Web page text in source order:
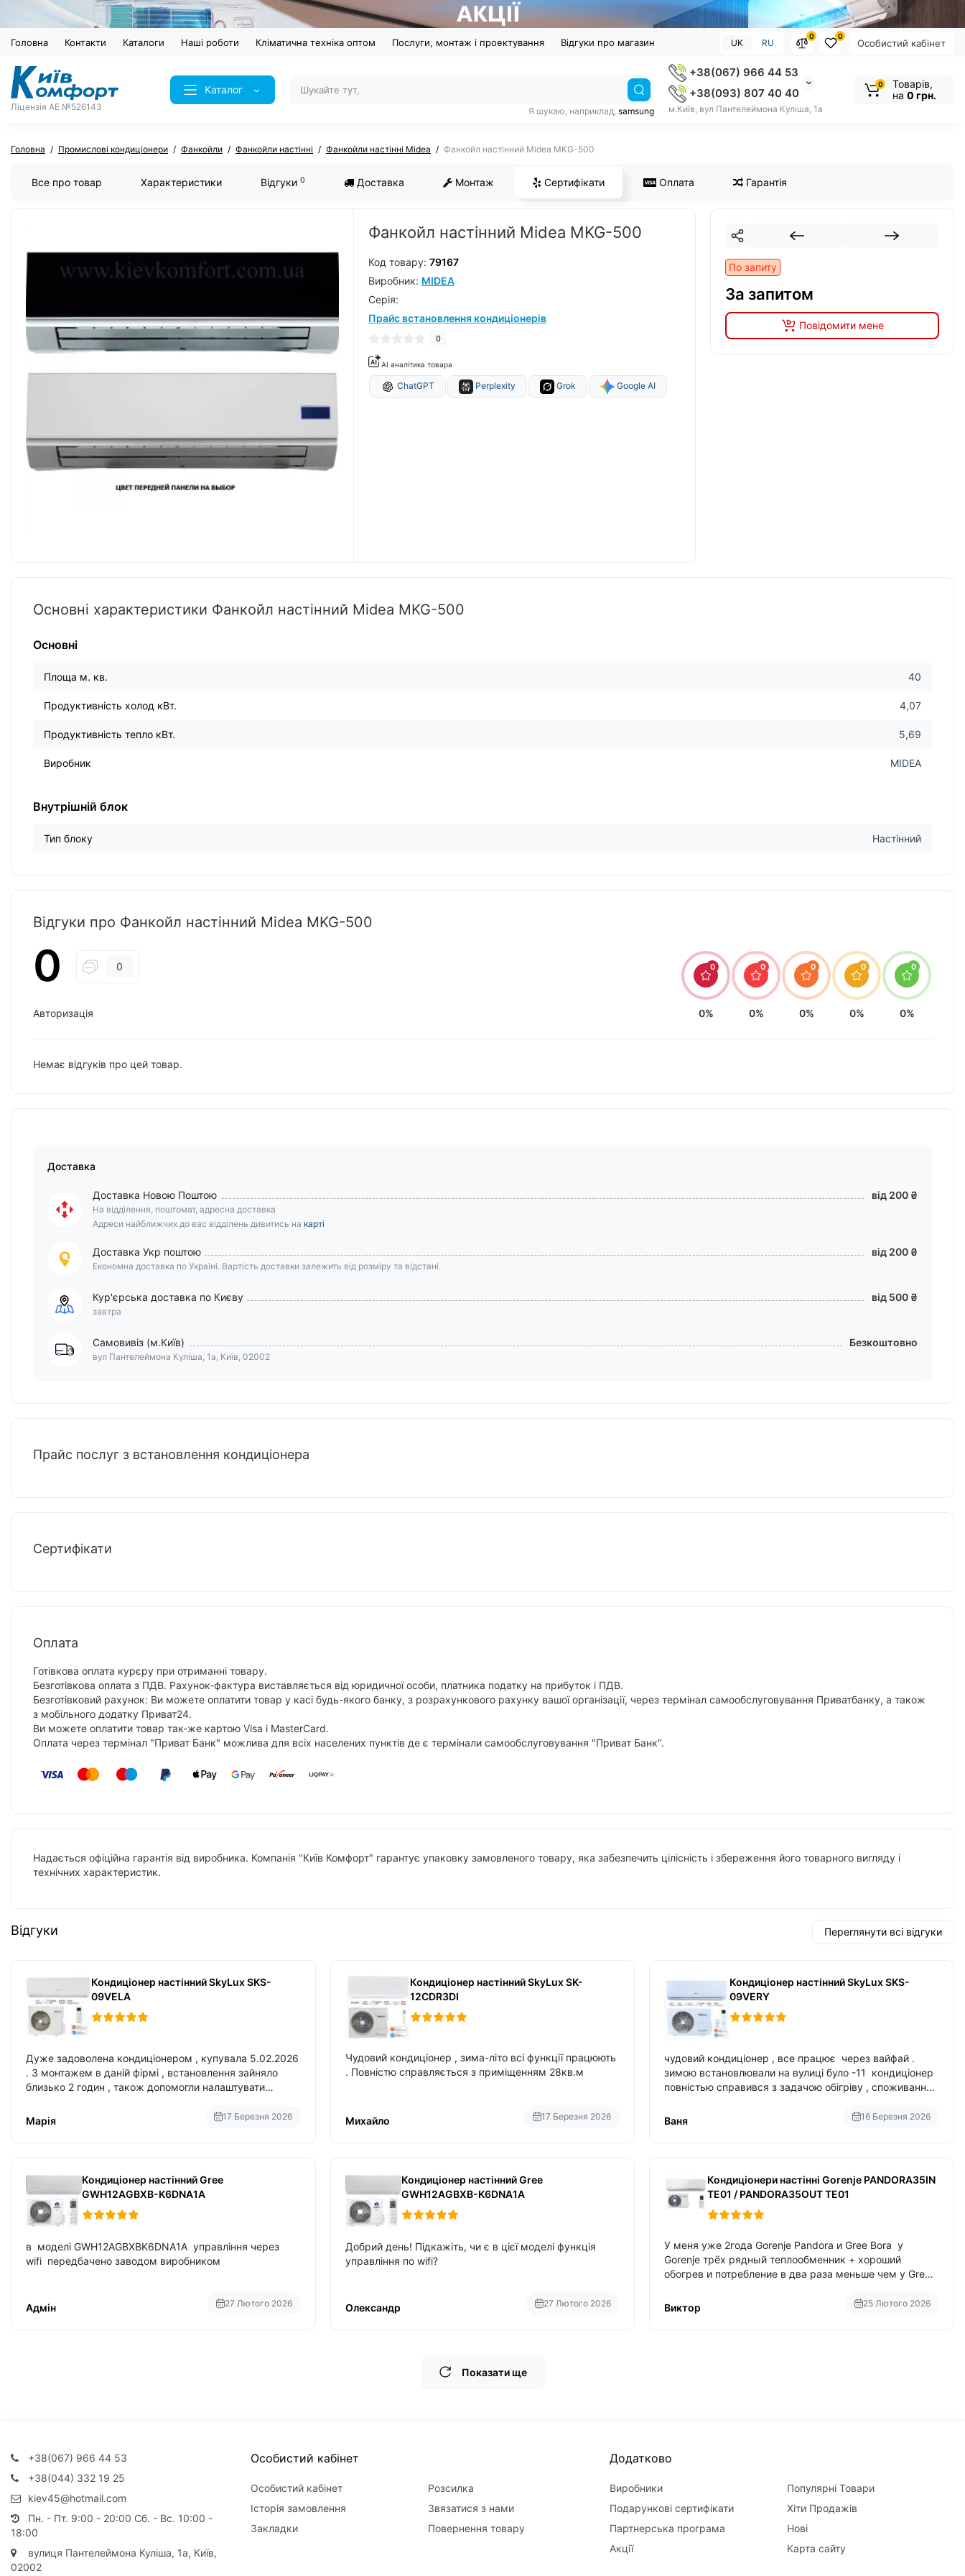
Головна Контакти Каталоги Наші роботи Кліматична техніка оптом Послуги, монтаж і проектування Відгуки про магазин Особистий кабінет
0
0
UK RU
Ліцензія AE №526143
Каталог
+38(067) 966 44 53
+38(093) 807 40 40
м.Київ, вул Пантелеймона Куліша, 1а
Я шукаю, наприклад, samsung
0
Товарів,
на 0 грн.
Головна Промислові кондиціонери Фанкойли Фанкойли настінні Фанкойли настінні Midea Фанкойл настінний Midea MKG-500
Все про товар Характеристики Відгуки 0 Доставка Монтаж Сертифікати Оплата Гарантія
Фанкойл настінний Midea MKG-500
Код товару: 79167
Виробник: MIDEA
Серiя:
Прайс встановлення кондиціонерів
0
AI аналітика товара
ChatGPT Perplexity Grok Google AI
По запиту
За запитом
Повідомити мене
Основні характеристики Фанкойл настінний Midea MKG-500
Основні
Площа м. кв. 40
Продуктивність холод кВт. 4,07
Продуктивність тепло кВт. 5,69
Виробник MIDEA
Внутрішній блок
Тип блоку Настінний
Відгуки про Фанкойл настінний Midea MKG-500
0 0
Авторизація
0
0%
0
0%
0
0%
0
0%
0
0%
Немає відгуків про цей товар.
Доставка
Доставка Новою Поштою
На відділення, поштомат, адресна доставка
Адреси найближчих до вас відділень дивитись на карті
від 200 ₴
Доставка Укр поштою
Економна доставка по Україні. Вартість доставки залежить від розміру та відстані.
від 200 ₴
Кур'єрська доставка по Києву
завтра
від 500 ₴
Самовивіз (м.Київ)
вул Пантелеймона Куліша, 1а, Київ, 02002
Безкоштовно
Прайс послуг з встановлення кондиціонера
Сертифікати
Оплата
Готівкова оплата курєру при отриманні товару.
Безготівкова оплата з ПДВ. Рахунок-фактура виставляється від юридичної особи, платника податку на прибуток і ПДВ.
Безготівковий рахунок: Ви можете оплатити товар у касі будь-якого банку, з розрахункового рахунку вашої організації, через термінал самообслуговування Приватбанку, а також
з мобільного додатку Приват24.
Ви можете оплатити товар так-же картою Visa і MasterCard.
Оплата через термінал "Приват Банк" можлива для всіх населених пунктів де є термінали самообслуговування "Приват Банк".
Надається офіційна гарантія від виробника. Компанія "Київ Комфорт" гарантує упаковку замовленого товару, яка забезпечить цілісність і збереження його товарного вигляду і
технічних характеристик.
Відгуки Переглянути всі відгуки
Кондиціонер настінний SkyLux SKS-
09VELA
Дуже задоволена кондиціонером , купувала 5.02.2026
. З монтажем в даній фірмі , встановлення зайняло
близько 2 годин , також допомогли налаштувати
Марія
17 Березня 2026
Кондиціонер настінний SkyLux SK-
12CDR3DI
Чудовий кондиціонер , зима-літо всі функції працюють
. Повністю справляється з приміщенням 28кв.м
Михайло 17 Березня 2026
Кондиціонер настінний SkyLux SKS-
09VERY
чудовий кондиціонер , все працює через вайфай .
зимою встановлювали на вулиці було -11 кондиціонер
повністью справився з задачою обігріву , споживання
температури
Ваня 16 Березня 2026
Кондиціонер настінний Gree
GWH12AGBXB-K6DNA1A
в моделі GWH12AGBXBK6DNA1A управління через
wifi передбачено заводом виробником
Адмін 27 Лютого 2026
Кондиціонер настінний Gree
GWH12AGBXB-K6DNA1A
Добрий день! Підкажіть, чи є в цієї моделі функція
управління по wifi?
Олександр 27 Лютого 2026
Кондиціонери настінні Gorenje PANDORA35IN
TE01 / PANDORA35OUT TE01
У меня уже 2года Gorenje Pandora и Gree Bora у
Gorenje трёх рядный теплообменник + хороший
обогрев и потребление в два раза меньше чем у Gree
малолитражка с паркетником ре
Виктор 25 Лютого 2026
Показати ще
+38(067) 966 44 53
+38(044) 332 19 25
kiev45@hotmail.com
Пн. - Пт. 9:00 - 20:00 Сб. - Вс. 10:00 -
18:00
вулиця Пантелеймона Куліша, 1а, Київ,
02002
Особистий кабінет
Особистий кабінет
Історія замовлення
Закладки
Розсилка
Звязатися з нами
Повернення товару
Додатково
Виробники
Подарункові сертифікати
Партнерська програма
Акції
Популярні Товари
Хіти Продажів
Нові
Карта сайту